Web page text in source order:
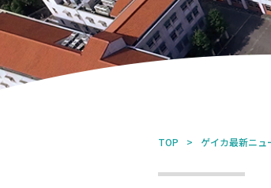
TOP ゲイカ最新ニュ